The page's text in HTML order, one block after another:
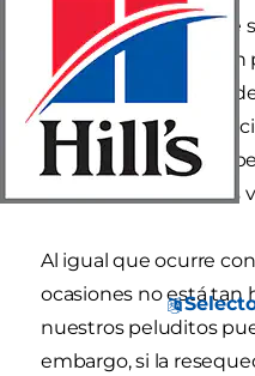
Una nariz seca
estuvo al sol.
cerca de una fuente
estuvo en una
hecho, la nariz de su
húmeda a seca varias
Al igual que ocurre
ocasiones no está tan
nuestros peluditos
embargo, si la